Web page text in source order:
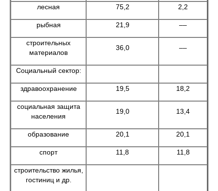
лесная 75,2 2,2
рыбная 21,9 ––
строительных
материалов
36,0 ––
Социальный сектор:
здравоохранение 19,5 18,2
социальная защита
населения
19,0 13,4
образование 20,1 20,1
спорт 11,8 11,8
строительство жилья,
гостиниц и др.